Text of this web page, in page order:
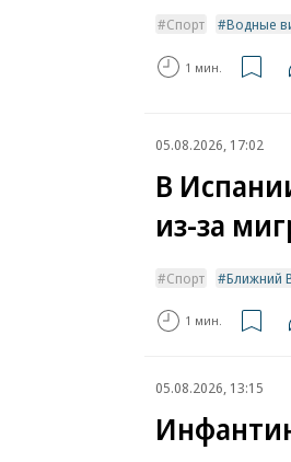
Спорт Водные
1 мин.
05.08.2026, 17:02
В
из-за
Спорт Ближний
1 мин.
05.08.2026, 13:15